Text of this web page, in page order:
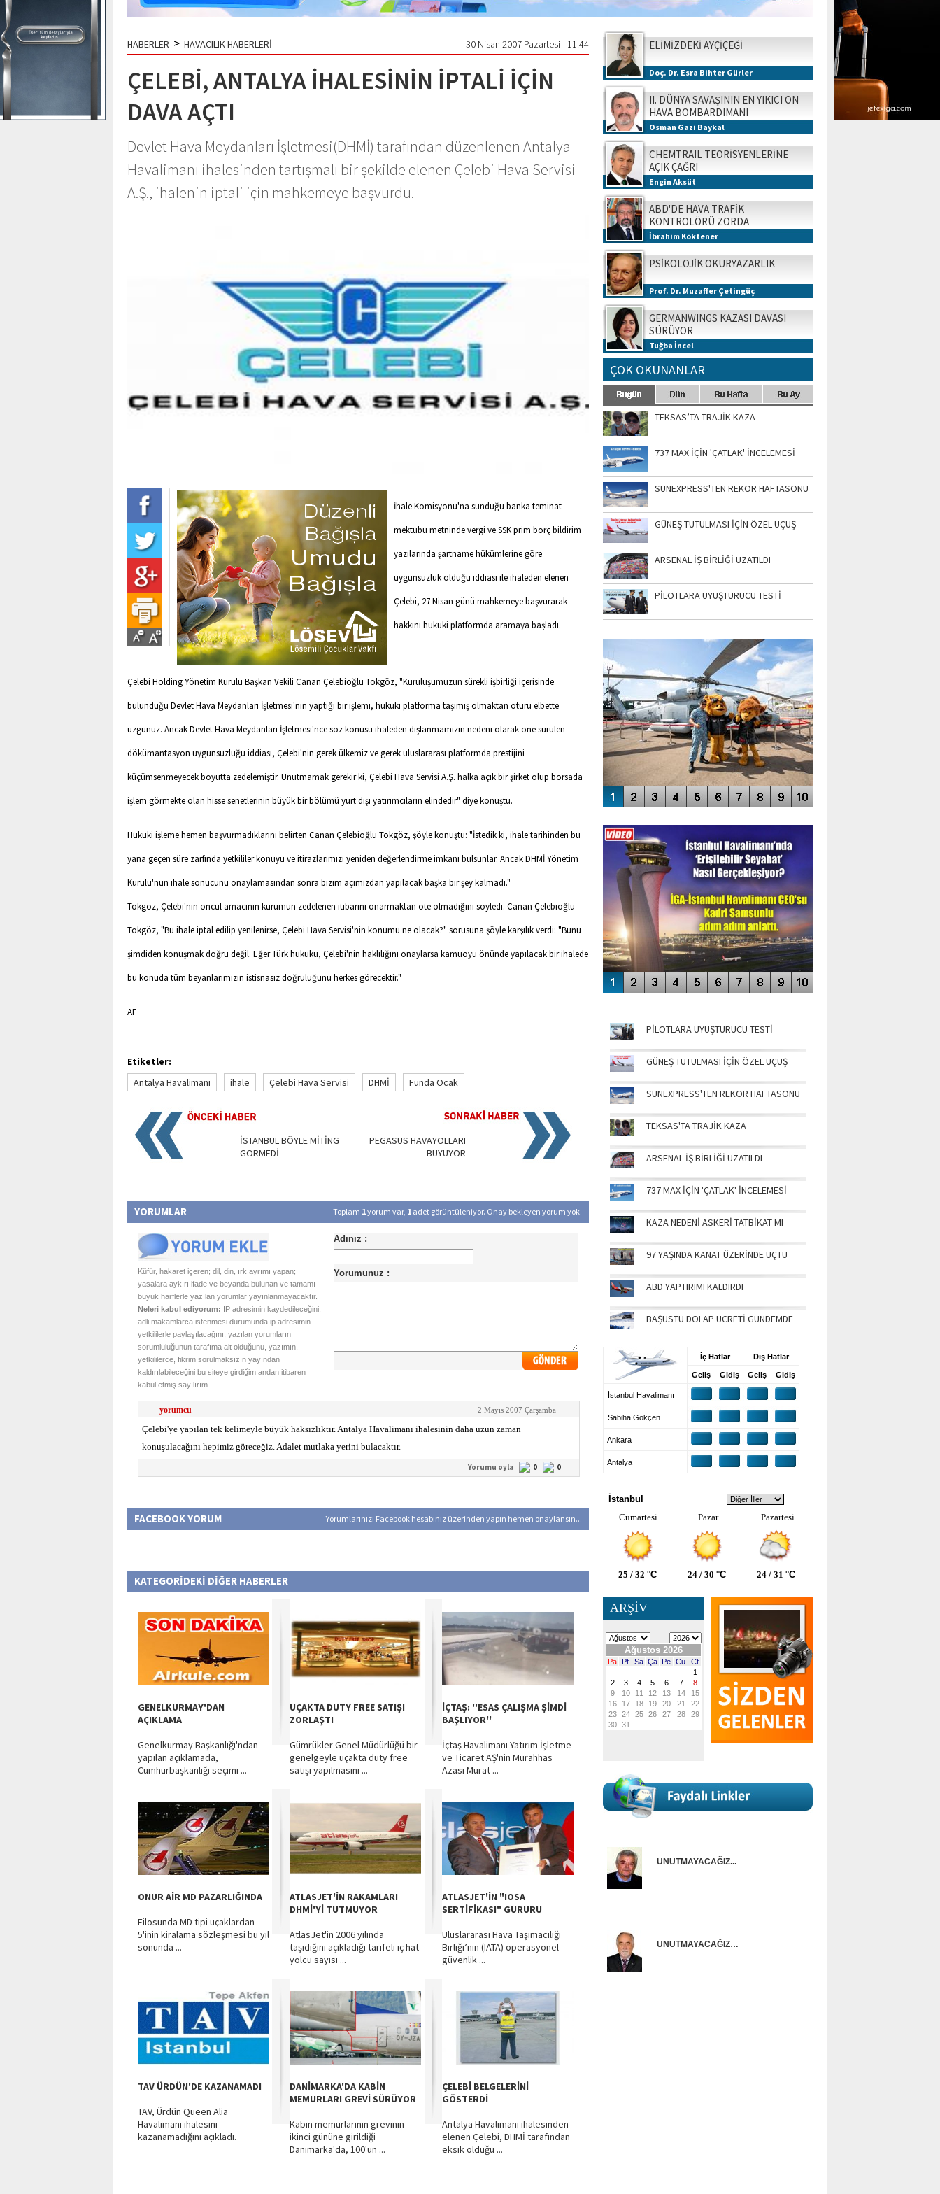
HABERLER > HAVACILIK HABERLERİ 30 Nisan 2007 Pazartesi - 11:44
ÇELEBİ, ANTALYA İHALESİNİN İPTALİ İÇİN
DAVA AÇTI
Devlet Hava Meydanları İşletmesi(DHMİ) tarafından düzenlenen Antalya
Havalimanı ihalesinden tartışmalı bir şekilde elenen Çelebi Hava Servisi
A.Ş., ihalenin iptali için mahkemeye başvurdu.
İhale Komisyonu'na sunduğu banka teminat
mektubu metninde vergi ve SSK prim borç bildirim
yazılarında şartname hükümlerine göre
uygunsuzluk olduğu iddiası ile ihaleden elenen
Çelebi, 27 Nisan günü mahkemeye başvurarak
hakkını hukuki platformda aramaya başladı.
Çelebi Holding Yönetim Kurulu Başkan Vekili Canan Çelebioğlu Tokgöz, "Kuruluşumuzun sürekli işbirliği içerisinde
bulunduğu Devlet Hava Meydanları İşletmesi'nin yaptığı bir işlemi, hukuki platforma taşımış olmaktan ötürü elbette
üzgünüz. Ancak Devlet Hava Meydanları İşletmesi'nce söz konusu ihaleden dışlanmamızın nedeni olarak öne sürülen
dökümantasyon uygunsuzluğu iddiası, Çelebi'nin gerek ülkemiz ve gerek uluslararası platformda prestijini
küçümsenmeyecek boyutta zedelemiştir. Unutmamak gerekir ki, Çelebi Hava Servisi A.Ş. halka açık bir şirket olup borsada
işlem görmekte olan hisse senetlerinin büyük bir bölümü yurt dışı yatırımcıların elindedir" diye konuştu.
Hukuki işleme hemen başvurmadıklarını belirten Canan Çelebioğlu Tokgöz, şöyle konuştu: "İstedik ki, ihale tarihinden bu
yana geçen süre zarfında yetkililer konuyu ve itirazlarımızı yeniden değerlendirme imkanı bulsunlar. Ancak DHMİ Yönetim
Kurulu'nun ihale sonucunu onaylamasından sonra bizim açımızdan yapılacak başka bir şey kalmadı."
Tokgöz, Çelebi'nin öncül amacının kurumun zedelenen itibarını onarmaktan öte olmadığını söyledi. Canan Çelebioğlu
Tokgöz, "Bu ihale iptal edilip yenilenirse, Çelebi Hava Servisi'nin konumu ne olacak?" sorusuna şöyle karşılık verdi: "Bunu
şimdiden konuşmak doğru değil. Eğer Türk hukuku, Çelebi'nin haklılığını onaylarsa kamuoyu önünde yapılacak bir ihalede
bu konuda tüm beyanlarımızın istisnasız doğruluğunu herkes görecektir."
AF
Etiketler:
Antalya Havalimanı
ihale Çelebi Hava Servisi DHMİ Funda Ocak
İSTANBUL BÖYLE MİTİNG
GÖRMEDİ
PEGASUS HAVAYOLLARI
BÜYÜYOR
YORUMLAR Toplam 1yorum var, 1 adet görüntüleniyor. Onay bekleyen yorum yok.
Küfür, hakaret içeren; dil, din, ırk ayrımı yapan;
yasalara aykırı ifade ve beyanda bulunan ve tamamı
büyük harflerle yazılan yorumlar yayınlanmayacaktır.
Neleri kabul ediyorum: IP adresimin kaydedileceğini,
adli makamlarca istenmesi durumunda ip adresimin
yetkililerle paylaşılacağını, yazılan yorumların
sorumluluğunun tarafıma ait olduğunu, yazımın,
yetkililerce, fikrim sorulmaksızın yayından
kaldırılabileceğini bu siteye girdiğim andan itibaren
kabul etmiş sayılırım.
yorumcu 2 Mayıs 2007 Çarşamba
Çelebi'ye yapılan tek kelimeyle büyük haksızlıktır. Antalya Havalimanı ihalesinin daha uzun zaman
konuşulacağını hepimiz göreceğiz. Adalet mutlaka yerini bulacaktır.
Yorumu oyla 0 0
FACEBOOK YORUM Yorumlarınızı Facebook hesabınız üzerinden yapın hemen onaylansın...
KATEGORİDEKİ DİĞER HABERLER
GENELKURMAY'DAN
AÇIKLAMA
Genelkurmay Başkanlığı'ndan
yapılan açıklamada,
Cumhurbaşkanlığı seçimi ...
UÇAKTA DUTY FREE SATIŞI
ZORLAŞTI
Gümrükler Genel Müdürlüğü bir
genelgeyle uçakta duty free
satışı yapılmasını ...
İÇTAŞ: ''ESAS ÇALIŞMA ŞİMDİ
BAŞLIYOR''
İçtaş Havalimanı Yatırım İşletme
ve Ticaret AŞ'nin Murahhas
Azası Murat ...
ONUR AİR MD PAZARLIĞINDA
Filosunda MD tipi uçaklardan
5'inin kiralama sözleşmesi bu yıl
sonunda ...
ATLASJET'İN RAKAMLARI
DHMİ'Yİ TUTMUYOR
AtlasJet'in 2006 yılında
taşıdığını açıkladığı tarifeli iç hat
yolcu sayısı ...
ATLASJET'İN "IOSA
SERTİFİKASI" GURURU
Uluslararası Hava Taşımacılığı
Birliği’nin (IATA) operasyonel
güvenlik ...
TAV ÜRDÜN'DE KAZANAMADI
TAV, Ürdün Queen Alia
Havalimanı ihalesini
kazanamadığını açıkladı.
DANİMARKA'DA KABİN
MEMURLARI GREVİ SÜRÜYOR
Kabin memurlarının grevinin
ikinci gününe girildiği
Danimarka'da, 100'ün ...
ÇELEBİ BELGELERİNİ
GÖSTERDİ
Antalya Havalimanı ihalesinden
elenen Çelebi, DHMİ tarafından
eksik olduğu ...
ELİMİZDEKİ AYÇİÇEĞİ
Doç. Dr. Esra Bihter Gürler
II. DÜNYA SAVAŞININ EN YIKICI ON
HAVA BOMBARDIMANI
Osman Gazi Baykal
CHEMTRAIL TEORİSYENLERİNE
AÇIK ÇAĞRI
Engin Aksüt
ABD'DE HAVA TRAFİK
KONTROLÖRÜ ZORDA
İbrahim Köktener
PSİKOLOJİK OKURYAZARLIK
Prof. Dr. Muzaffer Çetingüç
GERMANWINGS KAZASI DAVASI
SÜRÜYOR
Tuğba İncel
ÇOK OKUNANLAR
TEKSAS’TA TRAJİK KAZA
737 MAX İÇİN 'ÇATLAK' İNCELEMESİ
SUNEXPRESS'TEN REKOR HAFTASONU
GÜNEŞ TUTULMASI İÇİN ÖZEL UÇUŞ
ARSENAL İŞ BİRLİĞİ UZATILDI
PİLOTLARA UYUŞTURUCU TESTİ
SİNGAPUR AIRSHOW-2020
ENGELLERİN AŞILDIĞI HAVALİMANI
PİLOTLARA UYUŞTURUCU TESTİ
GÜNEŞ TUTULMASI İÇİN ÖZEL UÇUŞ
SUNEXPRESS'TEN REKOR HAFTASONU
TEKSAS'TA TRAJİK KAZA
ARSENAL İŞ BİRLİĞİ UZATILDI
737 MAX İÇİN 'ÇATLAK' İNCELEMESİ
KAZA NEDENİ ASKERİ TATBİKAT MI
97 YAŞINDA KANAT ÜZERİNDE UÇTU
ABD YAPTIRIMI KALDIRDI
BAŞÜSTÜ DOLAP ÜCRETİ GÜNDEMDE
İç Hatlar Dış Hatlar
Geliş Gidiş Geliş Gidiş
İstanbul Havalimanı
Sabiha Gökçen
Ankara
Antalya
İstanbul
Cumartesi
Pazar Pazartesi
25 / 32 °C 24 / 30 °C 24 / 31 °C
ARŞİV
UNUTMAYACAĞIZ...
UNUTMAYACAĞIZ…